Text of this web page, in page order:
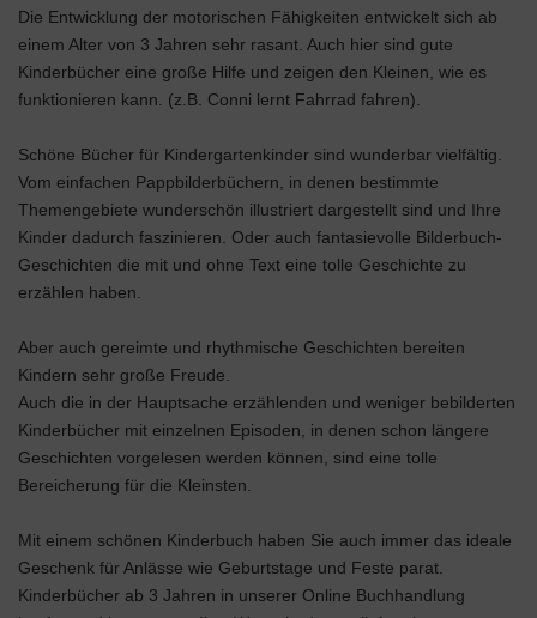
Die Entwicklung der motorischen Fähigkeiten entwickelt sich ab
einem Alter von 3 Jahren sehr rasant. Auch hier sind gute
Kinderbücher eine große Hilfe und zeigen den Kleinen, wie es
funktionieren kann. (z.B. Conni lernt Fahrrad fahren).
Schöne Bücher für Kindergartenkinder sind wunderbar vielfältig.
Vom einfachen Pappbilderbüchern, in denen bestimmte
Themengebiete wunderschön illustriert dargestellt sind und Ihre
Kinder dadurch faszinieren. Oder auch fantasievolle Bilderbuch-
Geschichten die mit und ohne Text eine tolle Geschichte zu
erzählen haben.
Aber auch gereimte und rhythmische Geschichten bereiten
Kindern sehr große Freude.
Auch die in der Hauptsache erzählenden und weniger bebilderten
Kinderbücher mit einzelnen Episoden, in denen schon längere
Geschichten vorgelesen werden können, sind eine tolle
Bereicherung für die Kleinsten.
Mit einem schönen Kinderbuch haben Sie auch immer das ideale
Geschenk für Anlässe wie Geburtstage und Feste parat.
Kinderbücher ab 3 Jahren in unserer Online Buchhandlung